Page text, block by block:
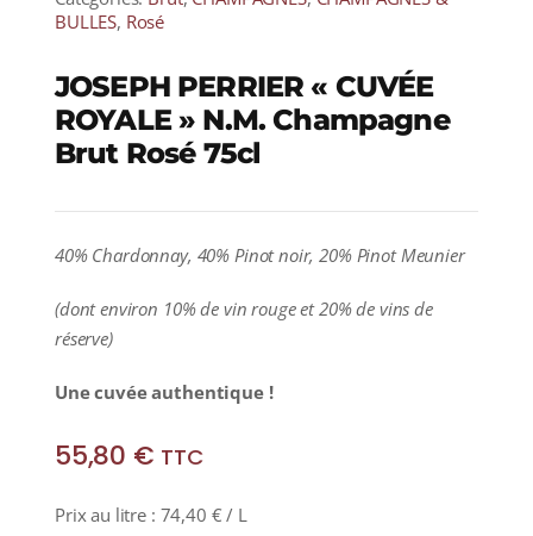
BULLES, Rosé
JOSEPH PERRIER « CUVÉE
ROYALE » N.M. Champagne
Brut Rosé 75cl
40% Chardonnay, 40% Pinot noir, 20% Pinot Meunier
(dont environ 10% de vin rouge et 20% de vins de
réserve)
Une cuvée authentique !
55,80 € TTC
Prix au litre : 74,40 € / L